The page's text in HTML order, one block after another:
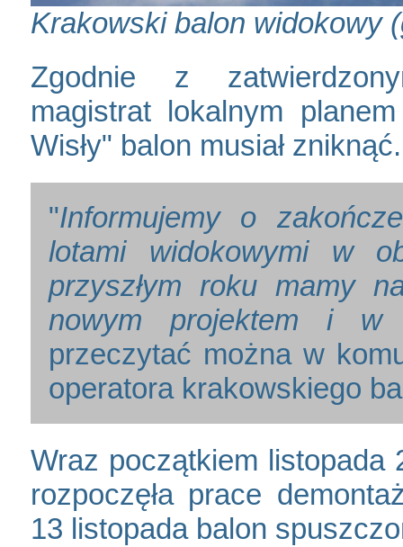
Krakowski balon widokowy
Zgodnie z
magistrat lokalnym
Wisły" balon musiał zniknąć.
"Informujemy o
lotami widokowymi w
przyszłym roku mamy
nowym projektem i w
przeczytać można w
operatora krakowskiego
Wraz początkiem listopada
rozpoczęła prace
13 listopada balon